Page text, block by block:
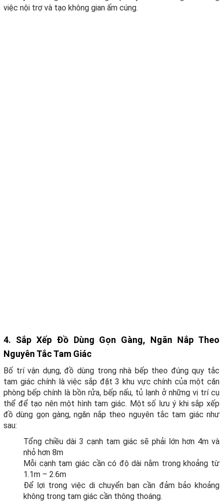
việc nội trợ và tạo không gian ấm cúng.
4. Sắp Xếp Đồ Dùng Gọn Gàng, Ngăn Nắp Theo
Nguyên Tắc Tam Giác
Bố trí vận dụng, đồ dùng trong nhà bếp theo đúng quy tắc
tam giác chính là việc sắp đặt 3 khu vực chính của một căn
phòng bếp chính là bồn rửa, bếp nấu, tủ lạnh ở những vị trí cụ
thể để tạo nên một hình tam giác. Một số lưu ý khi sắp xếp
đồ dùng gọn gàng, ngăn nắp theo nguyên tắc tam giác như
sau:
Tổng chiều dài 3 cạnh tam giác sẽ phải lớn hơn 4m và
nhỏ hơn 8m
Mỗi cạnh tam giác cần có độ dài nằm trong khoảng từ
1.1m – 2.6m
Để lợi trong việc di chuyển bạn cần đảm bảo khoảng
không trong tam giác cần thông thoáng.